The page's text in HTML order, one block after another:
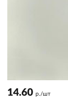
14.60 р./шт